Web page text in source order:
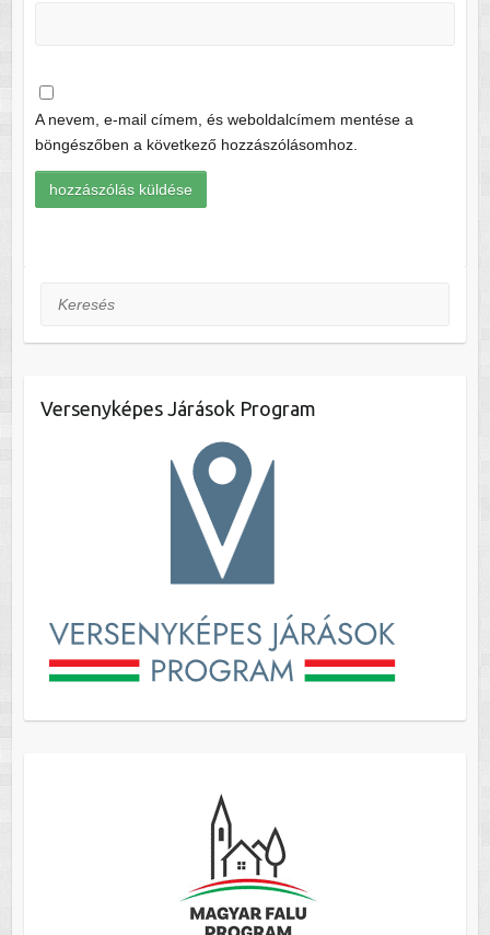
A nevem, e-mail címem, és weboldalcímem mentése a
böngészőben a következő hozzászólásomhoz.
Keresés
Versenyképes Járások Program